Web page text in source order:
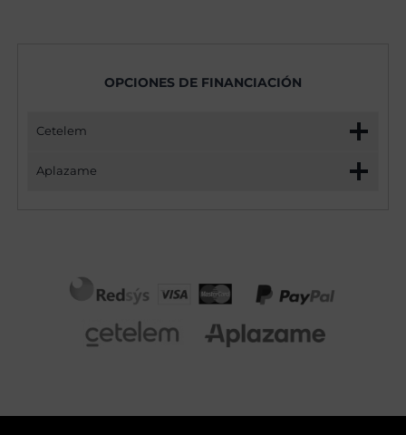
OPCIONES DE FINANCIACIÓN
Cetelem
Aplazame